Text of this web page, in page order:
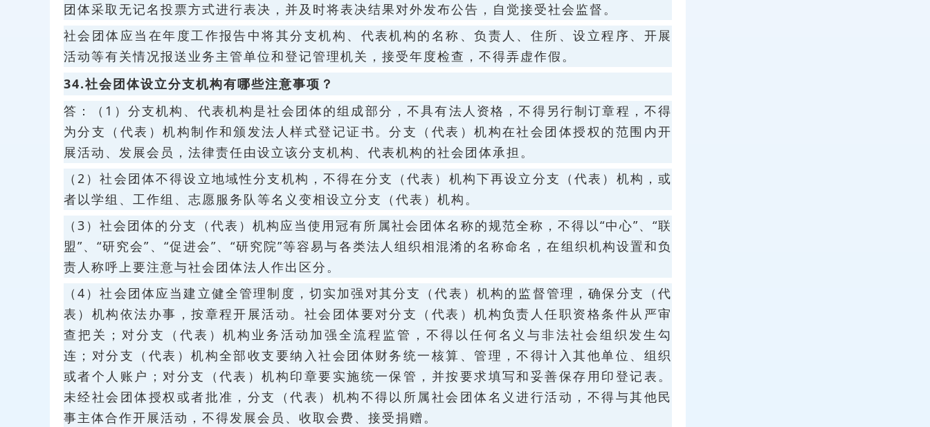
团体采取无记名投票方式进行表决，并及时将表决结果对外发布公告，自觉接受社会监督。
社会团体应当在年度工作报告中将其分支机构、代表机构的名称、负责人、住所、设立程序、开展
活动等有关情况报送业务主管单位和登记管理机关，接受年度检查，不得弄虚作假。
34.社会团体设立分支机构有哪些注意事项？
答：（1）分支机构、代表机构是社会团体的组成部分，不具有法人资格，不得另行制订章程，不得
为分支（代表）机构制作和颁发法人样式登记证书。分支（代表）机构在社会团体授权的范围内开
展活动、发展会员，法律责任由设立该分支机构、代表机构的社会团体承担。
（2）社会团体不得设立地域性分支机构，不得在分支（代表）机构下再设立分支（代表）机构，或
者以学组、工作组、志愿服务队等名义变相设立分支（代表）机构。
（3）社会团体的分支（代表）机构应当使用冠有所属社会团体名称的规范全称，不得以“中心”、“联
盟”、“研究会”、“促进会”、“研究院”等容易与各类法人组织相混淆的名称命名，在组织机构设置和负
责人称呼上要注意与社会团体法人作出区分。
（4）社会团体应当建立健全管理制度，切实加强对其分支（代表）机构的监督管理，确保分支（代
表）机构依法办事，按章程开展活动。社会团体要对分支（代表）机构负责人任职资格条件从严审
查把关；对分支（代表）机构业务活动加强全流程监管，不得以任何名义与非法社会组织发生勾
连；对分支（代表）机构全部收支要纳入社会团体财务统一核算、管理，不得计入其他单位、组织
或者个人账户；对分支（代表）机构印章要实施统一保管，并按要求填写和妥善保存用印登记表。
未经社会团体授权或者批准，分支（代表）机构不得以所属社会团体名义进行活动，不得与其他民
事主体合作开展活动，不得发展会员、收取会费、接受捐赠。